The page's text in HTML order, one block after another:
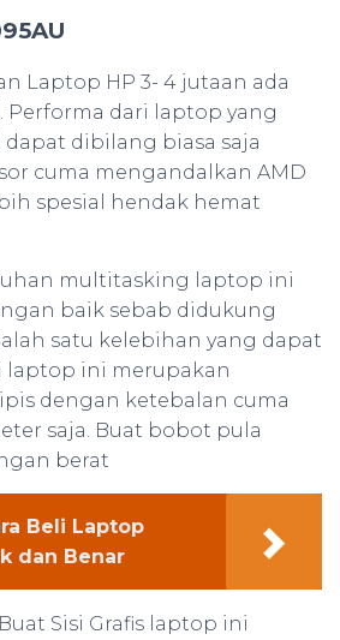
Laptop HP 3- 4 jutaan ada
Performa dari laptop yang
dapat dibilang biasa saja
cuma mengandalkan AMD
spesial hendak hemat
multitasking laptop ini
baik sebab didukung
satu kelebihan yang dapat
laptop ini merupakan
dengan ketebalan cuma
saja. Buat bobot pula
berat
Beli Laptop
dan Benar
Sisi Grafis laptop ini